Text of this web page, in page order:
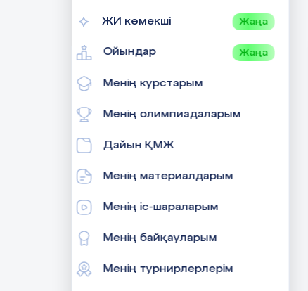
ЖИ көмекші Жаңа
Ойындар Жаңа
Менің курстарым
Менің олимпиадаларым
Дайын ҚМЖ
Менің материалдарым
Менің іс-шараларым
Менің байқауларым
Менің турнирлерлерім